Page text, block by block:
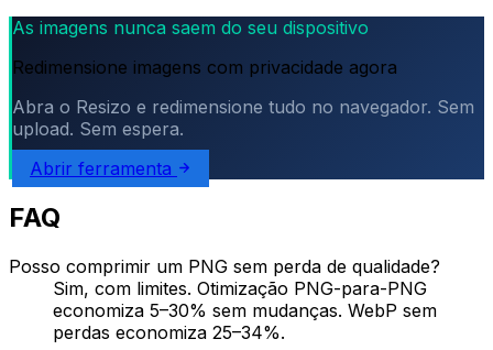
As imagens nunca saem do seu dispositivo
Redimensione imagens com privacidade agora
Abra o Resizo e redimensione tudo no navegador. Sem
upload. Sem espera.
Abrir ferramenta
FAQ
Posso comprimir um PNG sem perda de qualidade?
Sim, com limites. Otimização PNG-para-PNG
economiza 5–30% sem mudanças. WebP sem
perdas economiza 25–34%.